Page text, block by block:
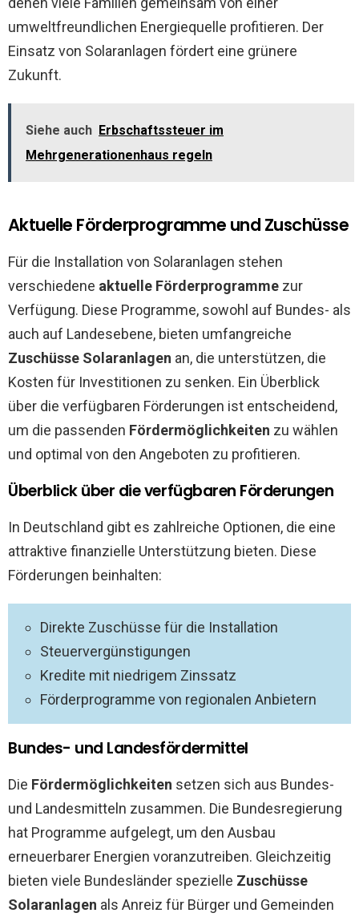
umweltfreundlichen Energiequelle profitieren. Der
Einsatz von Solaranlagen fördert eine grünere
Zukunft.
Siehe auch Erbschaftssteuer im
Mehrgenerationenhaus regeln
Aktuelle Förderprogramme und Zuschüsse
Für die Installation von Solaranlagen stehen
verschiedene aktuelle Förderprogramme zur
Verfügung. Diese Programme, sowohl auf Bundes- als
auch auf Landesebene, bieten umfangreiche
Zuschüsse Solaranlagen an, die unterstützen, die
Kosten für Investitionen zu senken. Ein Überblick
über die verfügbaren Förderungen ist entscheidend,
um die passenden Fördermöglichkeiten zu wählen
und optimal von den Angeboten zu profitieren.
Überblick über die verfügbaren Förderungen
In Deutschland gibt es zahlreiche Optionen, die eine
attraktive finanzielle Unterstützung bieten. Diese
Förderungen beinhalten:
Direkte Zuschüsse für die Installation
Steuervergünstigungen
Kredite mit niedrigem Zinssatz
Förderprogramme von regionalen Anbietern
Bundes- und Landesfördermittel
Die Fördermöglichkeiten setzen sich aus Bundes-
und Landesmitteln zusammen. Die Bundesregierung
hat Programme aufgelegt, um den Ausbau
erneuerbarer Energien voranzutreiben. Gleichzeitig
bieten viele Bundesländer spezielle Zuschüsse
Solaranlagen als Anreiz für Bürger und Gemeinden